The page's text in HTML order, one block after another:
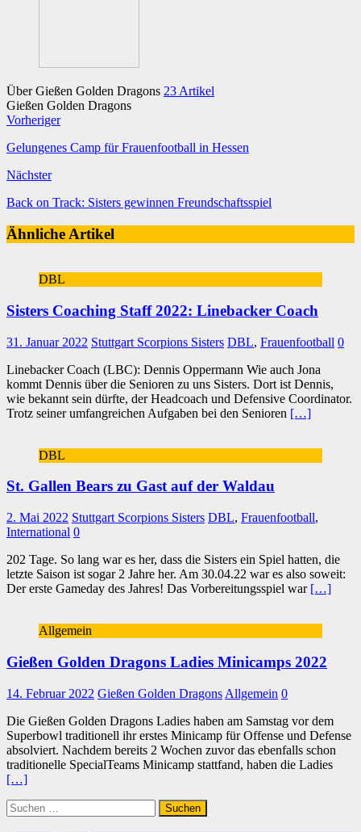
Über Gießen Golden Dragons 23 Artikel
Gießen Golden Dragons
Webseite
Twitter
Vorheriger
Gelungenes Camp für Frauenfootball in Hessen
Nächster
Back on Track: Sisters gewinnen Freundschaftsspiel
Ähnliche Artikel
DBL
Sisters Coaching Staff 2022: Linebacker Coach
31. Januar 2022 Stuttgart Scorpions Sisters DBL, Frauenfootball 0
Linebacker Coach (LBC): Dennis Oppermann Wie auch Jona
kommt Dennis über die Senioren zu uns Sisters. Dort ist Dennis,
wie bekannt sein dürfte, der Headcoach und Defensive Coordinator.
Trotz seiner umfangreichen Aufgaben bei den Senioren […]
DBL
St. Gallen Bears zu Gast auf der Waldau
2. Mai 2022 Stuttgart Scorpions Sisters DBL, Frauenfootball,
International 0
202 Tage. So lang war es her, dass die Sisters ein Spiel hatten, die
letzte Saison ist sogar 2 Jahre her. Am 30.04.22 war es also soweit:
Der erste Gameday des Jahres! Das Vorbereitungsspiel war […]
Allgemein
Gießen Golden Dragons Ladies Minicamps 2022
14. Februar 2022 Gießen Golden Dragons Allgemein 0
Die Gießen Golden Dragons Ladies haben am Samstag vor dem
Superbowl traditionell ihr erstes Minicamp für Offense und Defense
absolviert. Nachdem bereits 2 Wochen zuvor das ebenfalls schon
traditionelle SpecialTeams Minicamp stattfand, haben die Ladies
[…]
Suchen
nach: